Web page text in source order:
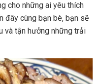
cho những ai yêu thích
đây cùng bạn bè, bạn sẽ
và tận hưởng những trải